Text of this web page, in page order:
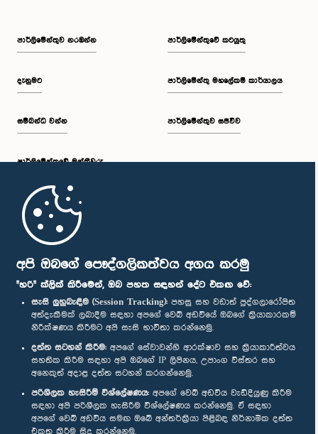
අපි ඔබගේ පෞද්ගලිකත්වය අගය කරමු
"හරි" ක්ලික් කිරීමෙන්, ඔබ පහත සඳහන් දේට එකඟ වේ:
සැසි ලුහුබැඳීම (Session Tracking): පහසු සහ වඩාත් පුද්ගලාරෝපිත
අත්දැකීමක් ලබාදීම සඳහා අපගේ වෙබ් අඩවියේ ඔබගේ ක්‍රියාකාරකම්
නිරීක්ෂණය කිරීමට අපි සැසි භාවිතා කරන්නෙමු.
දත්ත සටහන් කිරීම: අපගේ සේවාවන්හි ආරක්ෂාව සහ ක්‍රියාකාරීත්වය
සහතික කිරීම සඳහා අපි ඔබගේ IP ලිපිනය, උපාංග විස්තර සහ
අනෙකුත් අදාළ දත්ත සටහන් කරගන්නෙමු.
පරිශීලක හැසිරීම් විශ්ලේෂණය: අපගේ වෙබ් අඩවිය වැඩිදියුණු කිරීම
සඳහා අපි පරිශීලක හැසිරීම විශ්ලේෂණය කරන්නෙමු. ඒ සඳහා
අපගේ වෙබ් අඩවිය සමඟ ඔබේ අන්තර්ක්‍රියා පිළිබඳ නිර්නාමික දත්ත
එකතු කිරීම සිදු කරන්නෙමු.
පාර්ලි‌මේන්තුව නරඹන්න
දැනුමට
සම්බන්ධ වන්න
පාර්ලි‌මේන්තුවේ මන්ත්‍රීවරු
මුල් පිටුව
පාර්ලිමේන්තුවේ කටයුතු
පාර්ලිමේන්තු මහලේකම් කාර්යාලය
පාර්ලිමේන්තුව සජීවීව
පාර්ලිමේන්තු ජංගම යෙදුම
අප හා සම්බන්ධ වී සිටින්න :
සම්මාන
පෞද්ගලිකත්ව ප්‍රතිපත්තිය